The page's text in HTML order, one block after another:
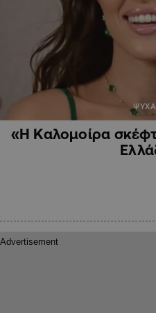
«Η Καλομοίρα